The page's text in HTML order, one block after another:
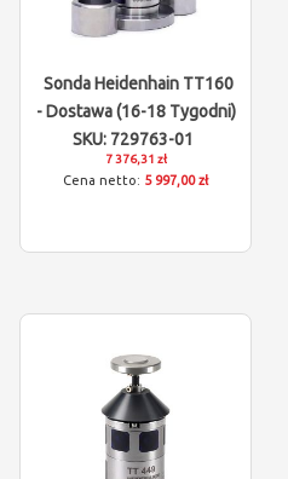
Sonda Heidenhain TT160
- Dostawa (16-18 Tygodni)
SKU: 729763-01
7 376,31 zł
5 997,00 zł